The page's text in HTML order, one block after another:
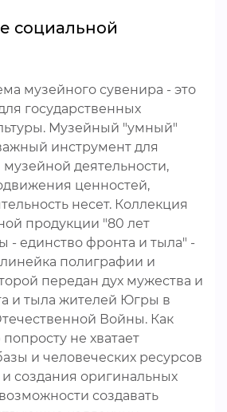
социальной
музейного сувенира - это
государственных
Музейный "умный"
инструмент для
деятельности,
ценностей,
несет. Коллекция
продукции "80 лет
- единство фронта и тыла" -
полиграфии и
передан дух мужества и
и тыла жителей Югры в
Войны. Как
не хватает
и человеческих ресурсов
создания оригинальных
создавать